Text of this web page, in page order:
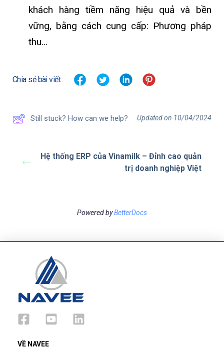
khách hàng tiềm năng hiệu quả và bền
vững, bằng cách cung cấp: Phương pháp
thu...
Chia sẻ bài viết :
Still stuck? How can we help? Updated on 10/04/2024
Hệ thống ERP của Vinamilk – Đỉnh cao quản
trị doanh nghiệp Việt
Powered byBetterDocs
VỀ NAVEE